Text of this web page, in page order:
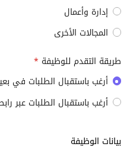
إدارة وأعمال
المجالات الأخرى
طريقة التقدم للوظيفة *
أرغب باستقبال الطلبات في
أرغب باستقبال الطلبات عبر
بيانات الوظيفة